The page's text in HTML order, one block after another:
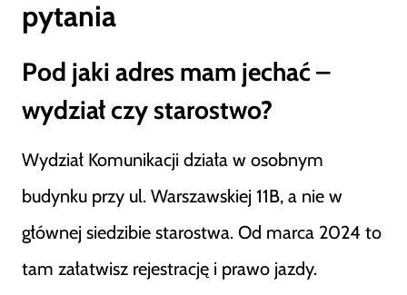
pytania
Pod jaki adres mam jechać –
wydział czy starostwo?
Wydział Komunikacji działa w osobnym
budynku przy ul. Warszawskiej 11B, a nie w
głównej siedzibie starostwa. Od marca 2024 to
tam załatwisz rejestrację i prawo jazdy.